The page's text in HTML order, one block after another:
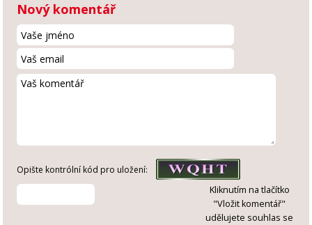
Nový komentář
Opište kontrólní kód pro uložení:
Kliknutím na tlačítko
"Vložit komentář"
udělujete souhlas se